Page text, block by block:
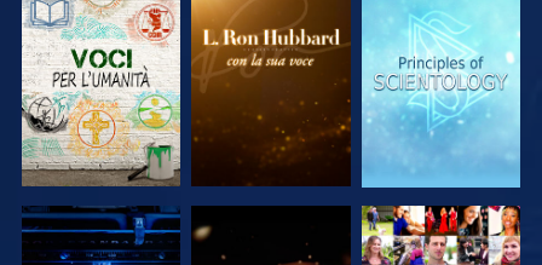
ESPLORA LE
SERIE
ESPLORA LE
SERIE
ESPLORA LE
SERIE